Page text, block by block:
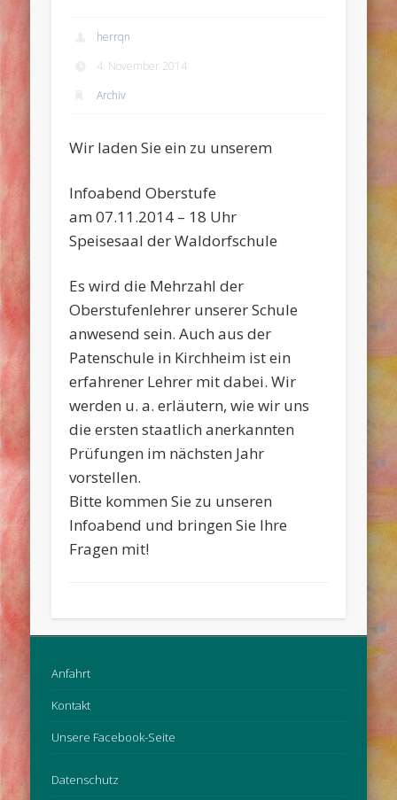
herrqn
4. November 2014
Archiv
Wir laden Sie ein zu unserem
Infoabend Oberstufe
am 07.11.2014 – 18 Uhr
Speisesaal der Waldorfschule
Es wird die Mehrzahl der
Oberstufenlehrer unserer Schule
anwesend sein. Auch aus der
Patenschule in Kirchheim ist ein
erfahrener Lehrer mit dabei. Wir
werden u. a. erläutern, wie wir uns
die ersten staatlich anerkannten
Prüfungen im nächsten Jahr
vorstellen.
Bitte kommen Sie zu unseren
Infoabend und bringen Sie Ihre
Fragen mit!
Anfahrt
Kontakt
Unsere Facebook-Seite
Datenschutz